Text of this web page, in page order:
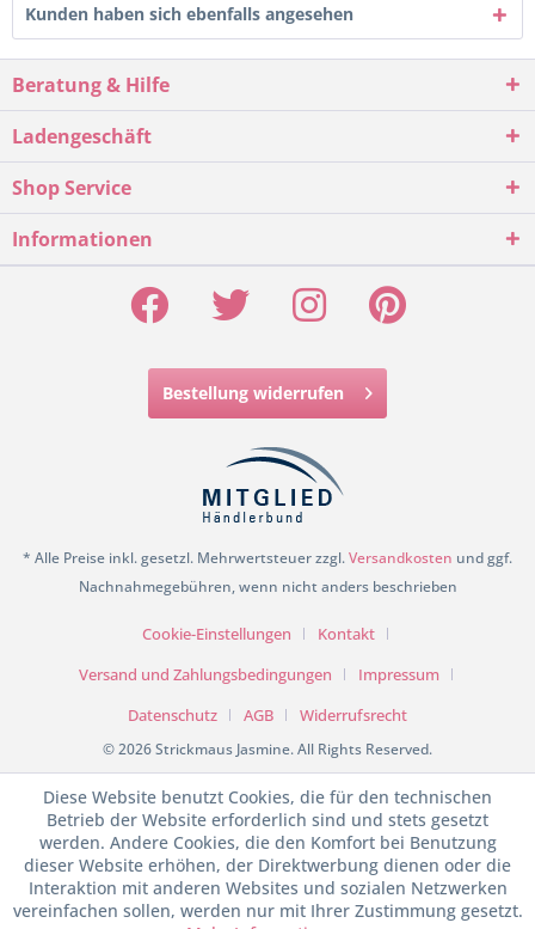
Kunden haben sich ebenfalls angesehen
Beratung & Hilfe
Ladengeschäft
Shop Service
Informationen
Bestellung widerrufen
* Alle Preise inkl. gesetzl. Mehrwertsteuer zzgl.Versandkosten und ggf.
Nachnahmegebühren, wenn nicht anders beschrieben
Cookie-Einstellungen
Kontakt
Versand und Zahlungsbedingungen
Impressum
Datenschutz
AGB Widerrufsrecht
© 2026 Strickmaus Jasmine. All Rights Reserved.
Diese Website benutzt Cookies, die für den technischen
Betrieb der Website erforderlich sind und stets gesetzt
werden. Andere Cookies, die den Komfort bei Benutzung
dieser Website erhöhen, der Direktwerbung dienen oder die
Interaktion mit anderen Websites und sozialen Netzwerken
vereinfachen sollen, werden nur mit Ihrer Zustimmung gesetzt.